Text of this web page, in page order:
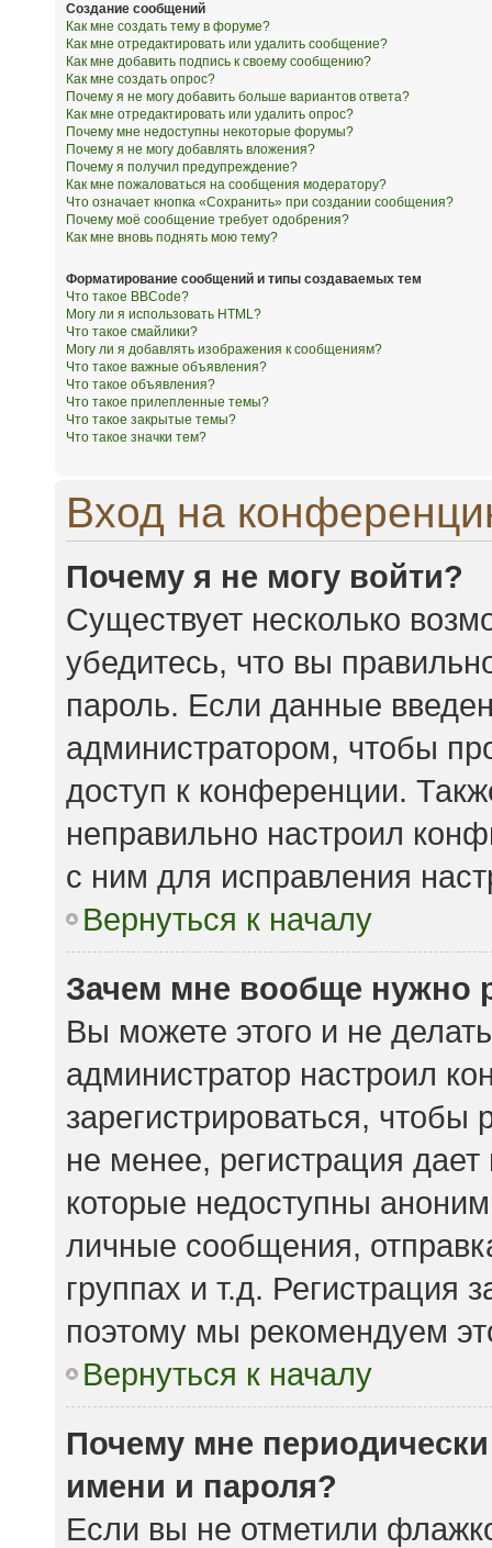
Создание сообщений
Как мне создать тему в форуме?
Как мне отредактировать или удалить сообщение?
Как мне добавить подпись к своему сообщению?
Как мне создать опрос?
Почему я не могу добавить больше вариантов ответа?
Как мне отредактировать или удалить опрос?
Почему мне недоступны некоторые форумы?
Почему я не могу добавлять вложения?
Почему я получил предупреждение?
Как мне пожаловаться на сообщения модератору?
Что означает кнопка «Сохранить» при создании сообщения?
Почему моё сообщение требует одобрения?
Как мне вновь поднять мою тему?
Форматирование сообщений и типы создаваемых тем
Что такое BBCode?
Могу ли я использовать HTML?
Что такое смайлики?
Могу ли я добавлять изображения к сообщениям?
Что такое важные объявления?
Что такое объявления?
Что такое прилепленные темы?
Что такое закрытые темы?
Что такое значки тем?
Вход на
Почему я не могу войти?
Существует несколько
убедитесь, что вы
пароль. Если данные
администратором, чтобы
доступ к конференции.
неправильно настроил
с ним для исправления
Вернуться к началу
Зачем мне вообще нужно
Вы можете этого и не
администратор настроил
зарегистрироваться,
не менее, регистрация
которые недоступны
личные сообщения,
группах и т.д. Регистрация
поэтому мы рекомендуем
Вернуться к началу
Почему мне
имени и пароля?
Если вы не отметили